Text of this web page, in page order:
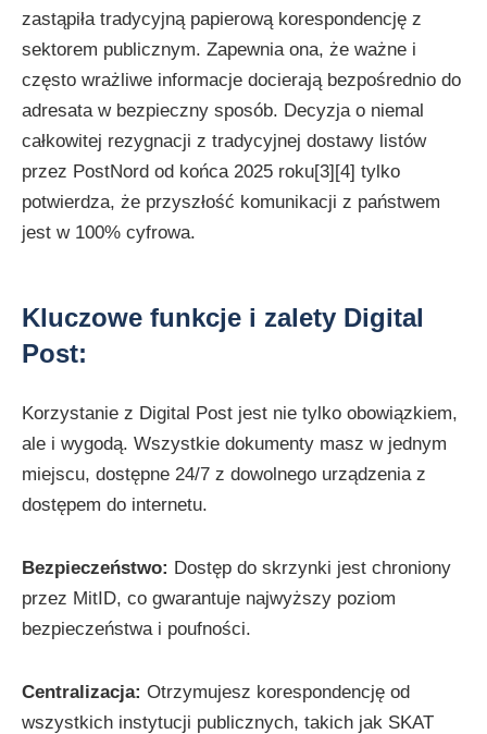
zastąpiła tradycyjną papierową korespondencję z
sektorem publicznym. Zapewnia ona, że ważne i
często wrażliwe informacje docierają bezpośrednio do
adresata w bezpieczny sposób. Decyzja o niemal
całkowitej rezygnacji z tradycyjnej dostawy listów
przez PostNord od końca 2025 roku[3][4] tylko
potwierdza, że przyszłość komunikacji z państwem
jest w 100% cyfrowa.
Kluczowe funkcje i zalety Digital
Post:
Korzystanie z Digital Post jest nie tylko obowiązkiem,
ale i wygodą. Wszystkie dokumenty masz w jednym
miejscu, dostępne 24/7 z dowolnego urządzenia z
dostępem do internetu.
Bezpieczeństwo: Dostęp do skrzynki jest chroniony
przez MitID, co gwarantuje najwyższy poziom
bezpieczeństwa i poufności.
Centralizacja: Otrzymujesz korespondencję od
wszystkich instytucji publicznych, takich jak SKAT